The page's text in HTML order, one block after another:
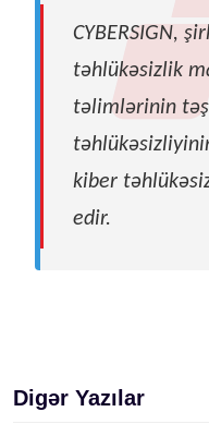
CYBERSIGN,
təhlükəsizlik
təlimlərinin
kiber
edir.
Digər Yazılar